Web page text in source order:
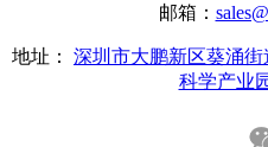
邮箱：
地址： 深圳市大鹏新区葵涌
科学产业